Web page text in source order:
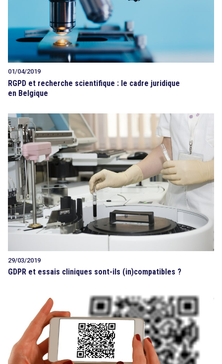
01/04/2019
RGPD et recherche scientifique : le cadre juridique
en Belgique
29/03/2019
GDPR et essais cliniques sont-ils (in)compatibles ?